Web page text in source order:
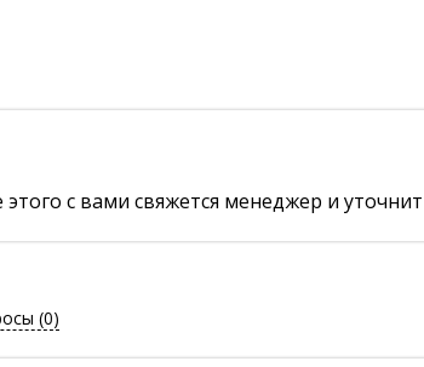
с вами свяжется менеджер и
(0)